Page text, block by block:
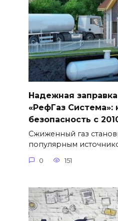
Надежная
«РефГаз Система»:
безопасность с
Сжиженный газ
популярным
0 151